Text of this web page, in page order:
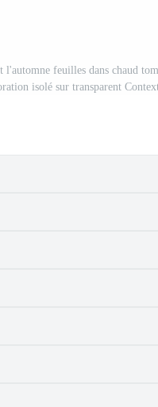
l'automne feuilles dans chaud
isolé sur transparent